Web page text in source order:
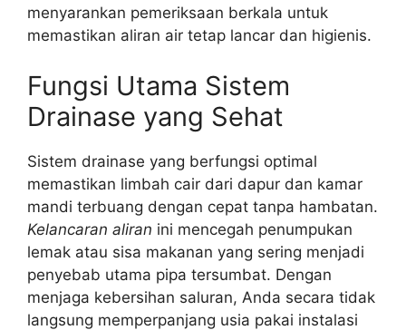
menyarankan pemeriksaan berkala untuk
memastikan aliran air tetap lancar dan higienis.
Fungsi Utama Sistem
Drainase yang Sehat
Sistem drainase yang berfungsi optimal
memastikan limbah cair dari dapur dan kamar
mandi terbuang dengan cepat tanpa hambatan.
Kelancaran aliran ini mencegah penumpukan
lemak atau sisa makanan yang sering menjadi
penyebab utama pipa tersumbat. Dengan
menjaga kebersihan saluran, Anda secara tidak
langsung memperpanjang usia pakai instalasi